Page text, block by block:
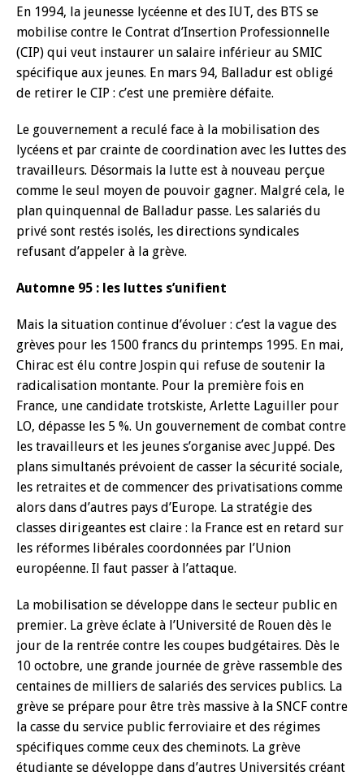
En 1994, la jeunesse lycéenne et des IUT, des BTS se
mobilise contre le Contrat d’Insertion Professionnelle
(CIP) qui veut instaurer un salaire inférieur au SMIC
spécifique aux jeunes. En mars 94, Balladur est obligé
de retirer le CIP : c’est une première défaite.
Le gouvernement a reculé face à la mobilisation des
lycéens et par crainte de coordination avec les luttes des
travailleurs. Désormais la lutte est à nouveau perçue
comme le seul moyen de pouvoir gagner. Malgré cela, le
plan quinquennal de Balladur passe. Les salariés du
privé sont restés isolés, les directions syndicales
refusant d’appeler à la grève.
Automne 95 : les luttes s’unifient
Mais la situation continue d’évoluer : c’est la vague des
grèves pour les 1500 francs du printemps 1995. En mai,
Chirac est élu contre Jospin qui refuse de soutenir la
radicalisation montante. Pour la première fois en
France, une candidate trotskiste, Arlette Laguiller pour
LO, dépasse les 5 %. Un gouvernement de combat contre
les travailleurs et les jeunes s’organise avec Juppé. Des
plans simultanés prévoient de casser la sécurité sociale,
les retraites et de commencer des privatisations comme
alors dans d’autres pays d’Europe. La stratégie des
classes dirigeantes est claire : la France est en retard sur
les réformes libérales coordonnées par l’Union
européenne. Il faut passer à l’attaque.
La mobilisation se développe dans le secteur public en
premier. La grève éclate à l’Université de Rouen dès le
jour de la rentrée contre les coupes budgétaires. Dès le
10 octobre, une grande journée de grève rassemble des
centaines de milliers de salariés des services publics. La
grève se prépare pour être très massive à la SNCF contre
la casse du service public ferroviaire et des régimes
spécifiques comme ceux des cheminots. La grève
étudiante se développe dans d’autres Universités créant